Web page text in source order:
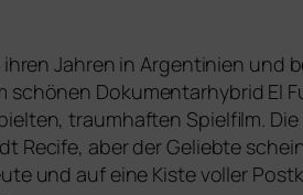
Jahren in Argentinien und
schö­nen Dokumentarhybrid El
traum­haf­ten Spielfilm.
Recife, aber der Geliebte
und auf eine Kiste vol­ler